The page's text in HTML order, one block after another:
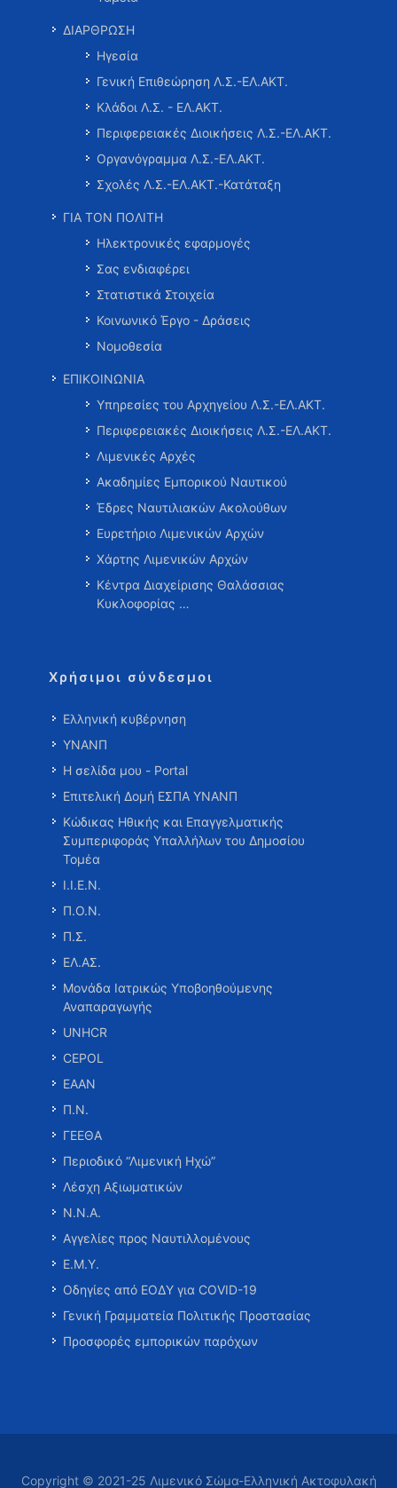
ΔΙΑΡΘΡΩΣΗ
Ηγεσία
Γενική Επιθεώρηση Λ.Σ.-ΕΛ.ΑΚΤ.
Κλάδοι Λ.Σ. - ΕΛ.ΑΚΤ.
Περιφερειακές Διοικήσεις Λ.Σ.-ΕΛ.ΑΚΤ.
Οργανόγραμμα Λ.Σ.-ΕΛ.ΑΚΤ.
Σχολές Λ.Σ.-ΕΛ.ΑΚΤ.-Κατάταξη
ΓΙΑ ΤΟΝ ΠΟΛΙΤΗ
Ηλεκτρονικές εφαρμογές
Σας ενδιαφέρει
Στατιστικά Στοιχεία
Κοινωνικό Έργο - Δράσεις
Νομοθεσία
ΕΠΙΚΟΙΝΩΝΙΑ
Υπηρεσίες του Αρχηγείου Λ.Σ.-ΕΛ.ΑΚΤ.
Περιφερειακές Διοικήσεις Λ.Σ.-ΕΛ.ΑΚΤ.
Λιμενικές Αρχές
Ακαδημίες Εμπορικού Ναυτικού
Έδρες Ναυτιλιακών Ακολούθων
Ευρετήριο Λιμενικών Αρχών
Χάρτης Λιμενικών Αρχών
Κέντρα Διαχείρισης Θαλάσσιας
Κυκλοφορίας …
Χρήσιμοι σύνδεσμοι
Ελληνική κυβέρνηση
ΥΝΑΝΠ
Η σελίδα μου - Portal
Επιτελική Δομή ΕΣΠΑ ΥΝΑΝΠ
Κώδικας Ηθικής και Επαγγελματικής
Συμπεριφοράς Υπαλλήλων του Δημοσίου
Τομέα
Ι.Ι.Ε.Ν.
Π.Ο.Ν.
Π.Σ.
ΕΛ.ΑΣ.
Μονάδα Ιατρικώς Υποβοηθούμενης
Αναπαραγωγής
UNHCR
CEPOL
ΕΑΑΝ
Π.Ν.
ΓΕΕΘΑ
Περιοδικό “Λιμενική Ηχώ”
Λέσχη Αξιωματικών
Ν.Ν.Α.
Αγγελίες προς Ναυτιλλομένους
Ε.Μ.Υ.
Οδηγίες από ΕΟΔΥ για COVID-19
Γενική Γραμματεία Πολιτικής Προστασίας
Προσφορές εμπορικών παρόχων
Copyright © 2021-25 Λιμενικό Σώμα-Ελληνική Ακτοφυλακή